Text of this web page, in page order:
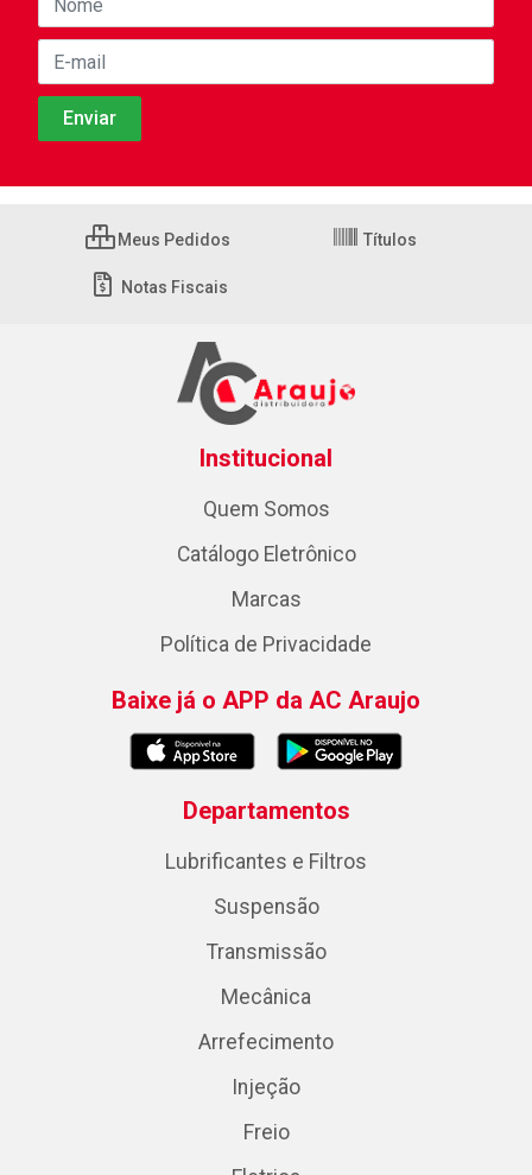
Meus Pedidos Títulos
Notas Fiscais
Institucional
Quem Somos
Catálogo Eletrônico
Marcas
Política de Privacidade
Baixe já o APP da AC Araujo
Departamentos
Lubrificantes e Filtros
Suspensão
Transmissão
Mecânica
Arrefecimento
Injeção
Freio